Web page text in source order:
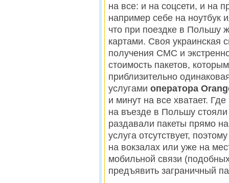
на все: и на соцсети, и на
например себе на ноутбук
что при поездке в Польшу
картами. Своя украинская
получения СМС и
стоимость пакетов,
приблизительно
услугами оператора
и минут на все хватает.
на въезде в Польшу
раздавали пакеты прямо
услуга отсутствует,
на вокзалах или уже на
мобильной связи
предъявить заграничный